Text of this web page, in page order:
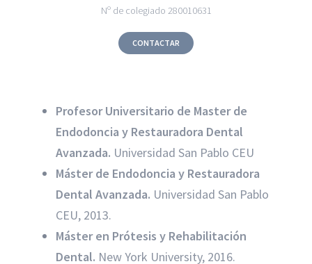
Nº de colegiado 280010631
CONTACTAR
Profesor Universitario de Master de
Endodoncia y Restauradora Dental
Avanzada. Universidad San Pablo CEU
Máster de Endodoncia y Restauradora
Dental Avanzada. Universidad San Pablo
CEU, 2013.
Máster en Prótesis y Rehabilitación
Dental. New York University, 2016.